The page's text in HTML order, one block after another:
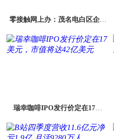
零接触网上办：茂名电白区企业
瑞幸咖啡IPO发行价定在17美